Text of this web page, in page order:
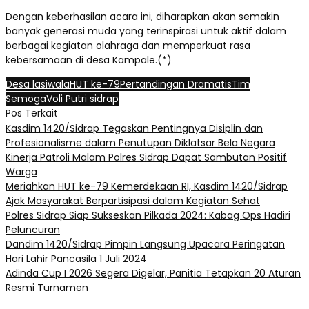
Dengan keberhasilan acara ini, diharapkan akan semakin
banyak generasi muda yang terinspirasi untuk aktif dalam
berbagai kegiatan olahraga dan memperkuat rasa
kebersamaan di desa Kampale.(*)
Desa lasiwalaHUT ke-79Pertandingan DramatisTim
SemogaVoli Putri sidrap
Pos Terkait
Kasdim 1420/Sidrap Tegaskan Pentingnya Disiplin dan
Profesionalisme dalam Penutupan Diklatsar Bela Negara
Kinerja Patroli Malam Polres Sidrap Dapat Sambutan Positif
Warga
Meriahkan HUT ke-79 Kemerdekaan RI, Kasdim 1420/Sidrap
Ajak Masyarakat Berpartisipasi dalam Kegiatan Sehat
Polres Sidrap Siap Sukseskan Pilkada 2024: Kabag Ops Hadiri
Peluncuran
Dandim 1420/Sidrap Pimpin Langsung Upacara Peringatan
Hari Lahir Pancasila 1 Juli 2024
Adinda Cup I 2026 Segera Digelar, Panitia Tetapkan 20 Aturan
Resmi Turnamen